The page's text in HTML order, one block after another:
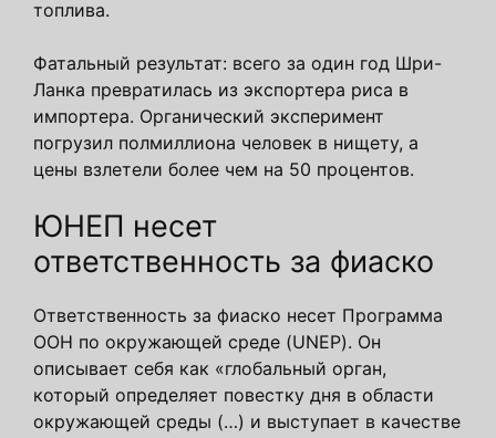
топлива.
Фатальный результат: всего за один год Шри-
Ланка превратилась из экспортера риса в
импортера. Органический эксперимент
погрузил полмиллиона человек в нищету, а
цены взлетели более чем на 50 процентов.
ЮНЕП несет
ответственность за фиаско
Ответственность за фиаско несет Программа
ООН по окружающей среде (UNEP). Он
описывает себя как «глобальный орган,
который определяет повестку дня в области
окружающей среды (…) и выступает в качестве